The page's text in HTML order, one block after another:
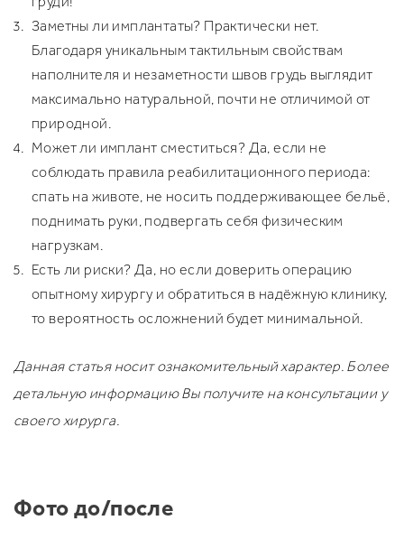
Заметны ли имплантаты? Практически нет.
Благодаря уникальным тактильным свойствам
наполнителя и незаметности швов грудь выглядит
максимально натуральной, почти не отличимой от
природной.
Может ли имплант сместиться? Да, если не
соблюдать правила реабилитационного периода:
спать на животе, не носить поддерживающее бельё,
поднимать руки, подвергать себя физическим
нагрузкам.
Есть ли риски? Да, но если доверить операцию
опытному хирургу и обратиться в надёжную клинику,
то вероятность осложнений будет минимальной.
Данная статья носит ознакомительный характер. Более
детальную информацию Вы получите на консультации у
своего хирурга.
Фото до/после